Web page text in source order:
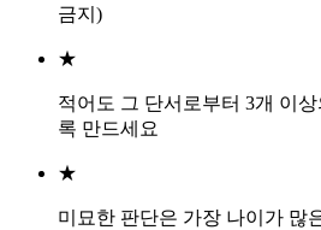
금지)
★
적어도 그 단서로부터 3개 이
록 만드세요
★
미묘한 판단은 가장 나이가 많